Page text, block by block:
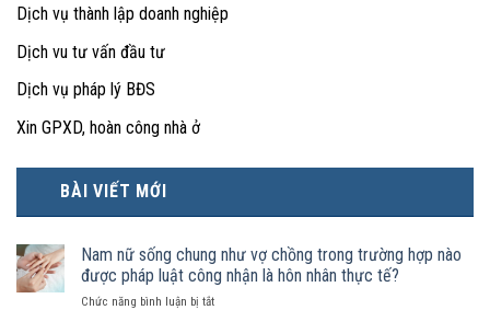
Dịch vụ thành lập doanh nghiệp
Dịch vu tư vấn đầu tư
Dịch vụ pháp lý BĐS
Xin GPXD, hoàn công nhà ở
BÀI VIẾT MỚI
Nam nữ sống chung như vợ chồng trong trường hợp nào
được pháp luật công nhận là hôn nhân thực tế?
Chức năng bình luận bị tắtở